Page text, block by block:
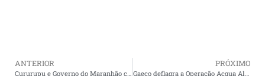
ANTERIOR PRÓXIMO